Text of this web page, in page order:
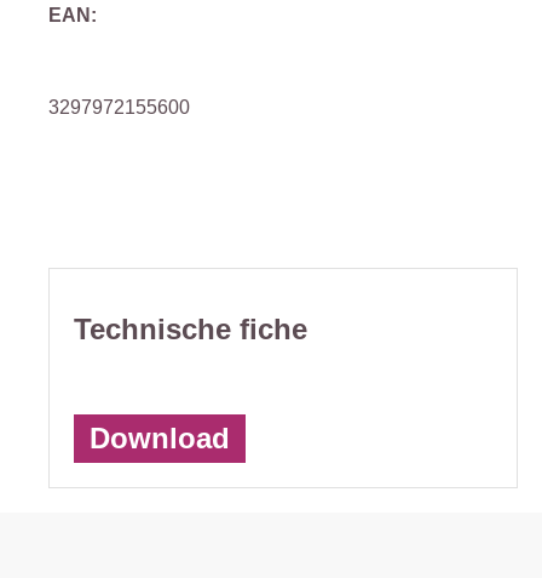
EAN:
3297972155600
Technische fiche
Download